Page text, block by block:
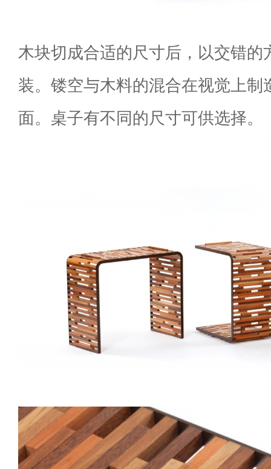
木块切成合适的尺寸后，以交错的
装。镂空与木料的混合在视觉上制
面。桌子有不同的尺寸可供选择。